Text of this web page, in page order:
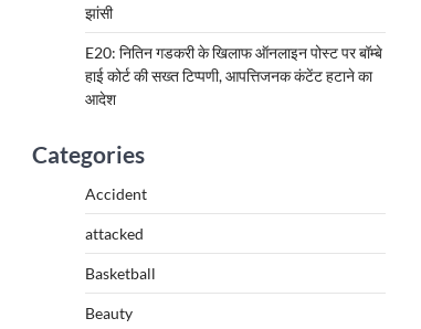
झांसी
E20: नितिन गडकरी के खिलाफ ऑनलाइन पोस्ट पर बॉम्बे
हाई कोर्ट की सख्त टिप्पणी, आपत्तिजनक कंटेंट हटाने का
आदेश
Categories
Accident
attacked
Basketball
Beauty